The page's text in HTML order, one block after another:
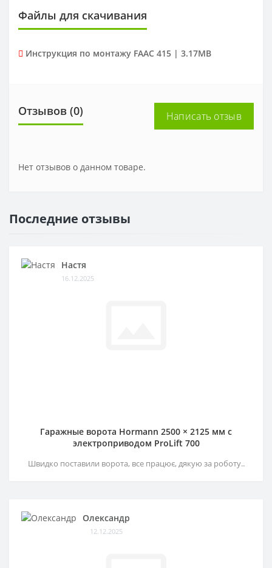
Файлы для скачивания
Инструкция по монтажу FAAC 415 | 3.17MB
Отзывов (0) Написать отзыв
Нет отзывов о данном товаре.
Последние отзывы
Настя
16.12.2025
Гаражные ворота Hormann 2500 × 2125 мм c
электроприводом ProLift 700
Швидко поставили ворота, все працює, дякую за роботу..
Олександр
12.12.2025